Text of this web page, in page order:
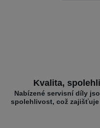
Kvalita,
Nabízené servisní díly
spolehlivost, což